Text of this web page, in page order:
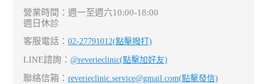
營業時間：週一至週六10:00-18:00
週日休診
客服電話： 02-27791012(點擊撥打)
LINE諮詢： @reverieclinic(點擊加好友)
聯絡信箱： reverieclinic.service@gmail.com(點擊發信)